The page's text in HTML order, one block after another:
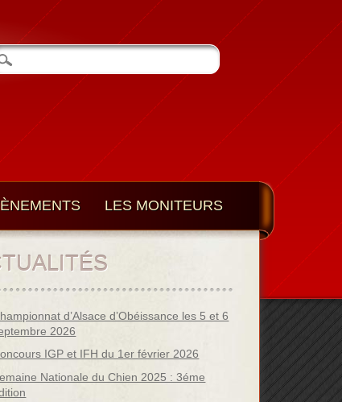
LES MONITEURS
d’Alsace d’Obéissance les 5 et 6
2026
IGP et IFH du 1er février 2026
Nationale du Chien 2025 : 3éme